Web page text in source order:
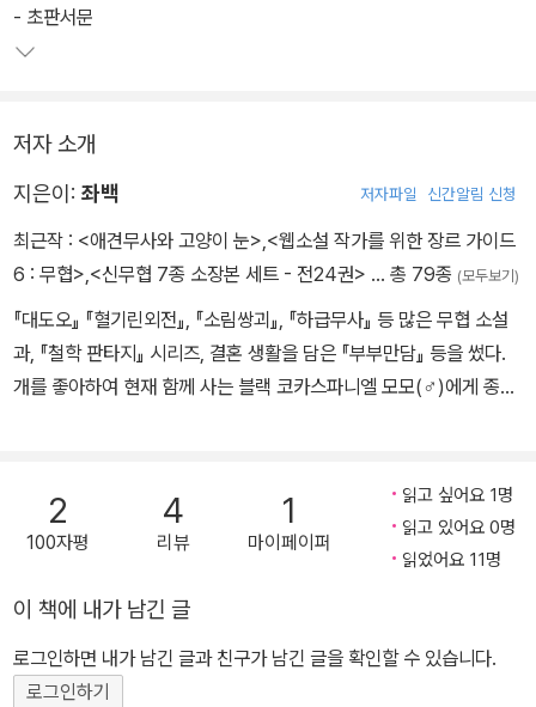
주인공 대도오는 어디에나 있을 법한 평범한 낭인무사이면서 어디에
맹, 종남파와 싸워 이기는 것. 드래곤북스 명작 컬렉션의 첫 번째 권이
다.
- 초판서문
저자 소개
지은이: 좌백 저자파일 신간알림 신청
최근작 : <애견무사와 고양이 눈>,<웹소설 작가를 위한 장르 가이드
6 : 무협>,<신무협 7종 소장본 세트 - 전24권> … 총 79종 (모두보기)
『대도오』 『혈기린외전』, 『소림쌍괴』, 『하급무사』 등 많은 무협 소설
과, 『철학 판타지』 시리즈, 결혼 생활을 담은 『부부만담』 등을 썼다.
개를 좋아하여 현재 함께 사는 블랙 코카스파니엘 모모(♂)에게 종족
2
100자평
4
리뷰
1
마이페이퍼
읽고 싶어요 1명
읽고 있어요 0명
읽었어요 11명
이 책에 내가 남긴 글
로그인하면 내가 남긴 글과 친구가 남긴 글을 확인할 수 있습니다.
로그인하기